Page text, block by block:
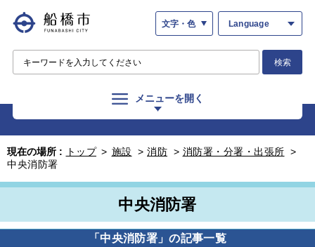
文字・色 Language
検索
メニューを開く
現在の場所 : トップ > 施設 > 消防 > 消防署・分署・出張所 >
中央消防署
中央消防署
「中央消防署」の記事一覧